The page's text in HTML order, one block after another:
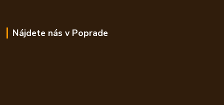
Nájdete nás v Poprade